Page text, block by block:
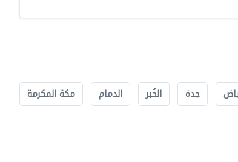
جدة الخُبر الدمام مكة المكرمة